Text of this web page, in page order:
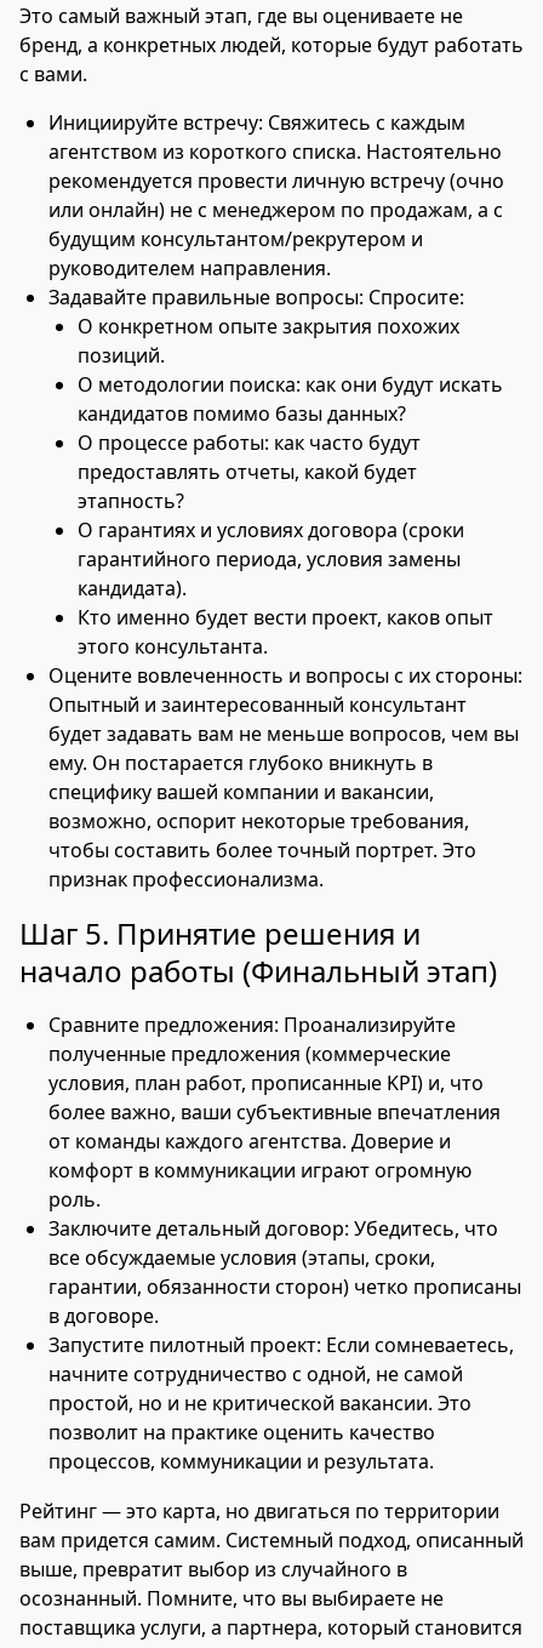
Это самый важный этап, где вы оцениваете не
бренд, а конкретных людей, которые будут работать
с вами.
Инициируйте встречу: Свяжитесь с каждым
агентством из короткого списка. Настоятельно
рекомендуется провести личную встречу (очно
или онлайн) не с менеджером по продажам, а с
будущим консультантом/рекрутером и
руководителем направления.
Задавайте правильные вопросы: Спросите:
О конкретном опыте закрытия похожих
позиций.
О методологии поиска: как они будут искать
кандидатов помимо базы данных?
О процессе работы: как часто будут
предоставлять отчеты, какой будет
этапность?
О гарантиях и условиях договора (сроки
гарантийного периода, условия замены
кандидата).
Кто именно будет вести проект, каков опыт
этого консультанта.
Оцените вовлеченность и вопросы с их стороны:
Опытный и заинтересованный консультант
будет задавать вам не меньше вопросов, чем вы
ему. Он постарается глубоко вникнуть в
специфику вашей компании и вакансии,
возможно, оспорит некоторые требования,
чтобы составить более точный портрет. Это
признак профессионализма.
Шаг 5. Принятие решения и
начало работы (Финальный этап)
Сравните предложения: Проанализируйте
полученные предложения (коммерческие
условия, план работ, прописанные KPI) и, что
более важно, ваши субъективные впечатления
от команды каждого агентства. Доверие и
комфорт в коммуникации играют огромную
роль.
Заключите детальный договор: Убедитесь, что
все обсуждаемые условия (этапы, сроки,
гарантии, обязанности сторон) четко прописаны
в договоре.
Запустите пилотный проект: Если сомневаетесь,
начните сотрудничество с одной, не самой
простой, но и не критической вакансии. Это
позволит на практике оценить качество
процессов, коммуникации и результата.
Рейтинг — это карта, но двигаться по территории
вам придется самим. Системный подход, описанный
выше, превратит выбор из случайного в
осознанный. Помните, что вы выбираете не
поставщика услуги, а партнера, который становится